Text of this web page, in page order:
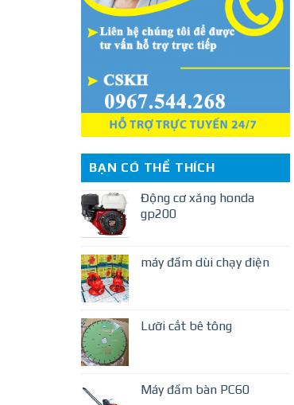
BẠN CÓ THỂ THÍCH
Động cơ xăng honda
gp200
máy đầm dùi chạy điện
Lưỡi cắt bê tông
Máy đầm bàn PC60